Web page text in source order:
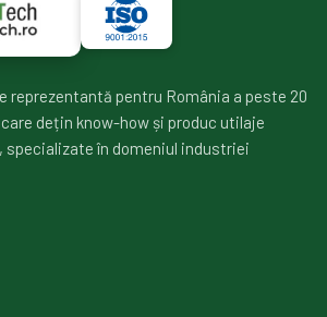
reprezentantă pentru România a peste 20
dețin know-how și produc utilaje
în domeniul industriei